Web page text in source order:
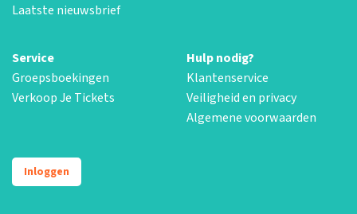
Laatste nieuwsbrief
Service
Groepsboekingen
Verkoop Je Tickets
Hulp nodig?
Klantenservice
Veiligheid en privacy
Algemene voorwaarden
Inloggen